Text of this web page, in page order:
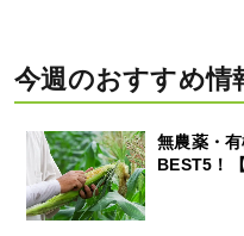
今週のおすすめ情
無農薬・
BEST5！